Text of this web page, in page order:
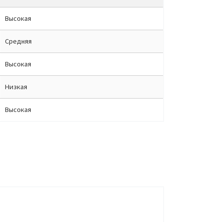
Высокая
Средняя
Высокая
Низкая
Высокая